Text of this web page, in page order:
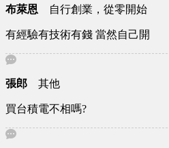
布萊恩 自行創業，從零開始
有經驗有技術有錢 當然自己開
張郎 其他
買台積電不相嗎?